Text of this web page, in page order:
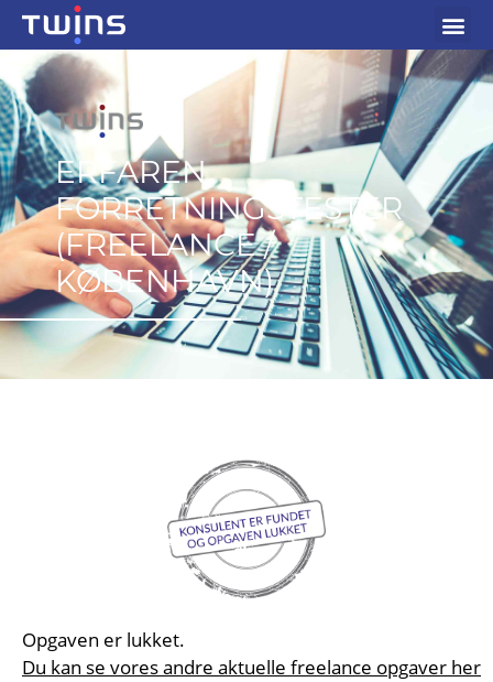
ERFAREN
FORRETNINGSTESTER
(FREELANCE /
KØBENHAVN)
Opgaven er lukket.
Du kan se vores andre aktuelle freelance opgaver her